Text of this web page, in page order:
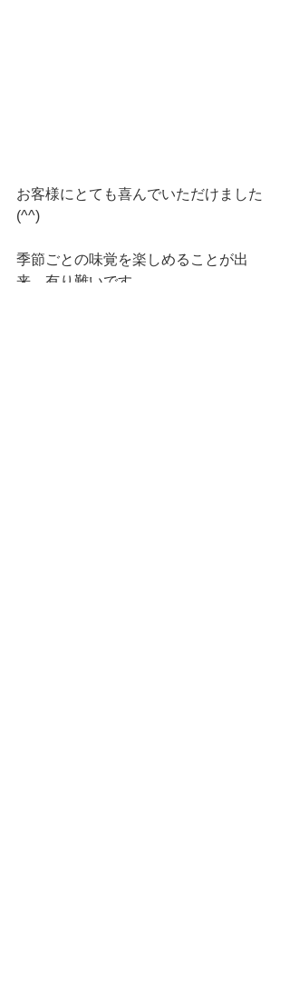
お客様にとても喜んでいただけました
(^^)
季節ごとの味覚を楽しめることが出
来、有り難いです。